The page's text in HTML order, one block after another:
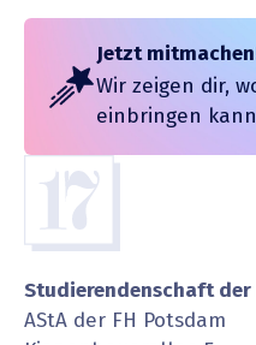
Studierendenschaft der
AStA der FH Potsdam
Jetzt
Wir zeigen dir,
einbringen